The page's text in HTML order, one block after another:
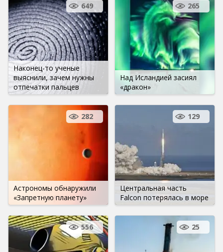
Наконец-то ученые
выяснили, зачем нужны
отпечатки пальцев
649
Над Исландией засиял
«дракон»
265
Астрономы обнаружили
«Запретную планету»
282
Центральная часть
Falcon потерялась в море
129
556 25